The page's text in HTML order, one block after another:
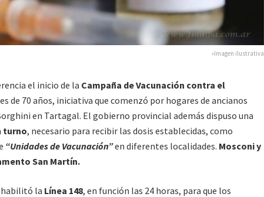
»Imagen ilustrativa
el inicio de la Campaña de Vacunación contra el
de 70 años, iniciativa que comenzó por hogares de ancianos
en Tartagal. El gobierno provincial además dispuso una
turno, necesario para recibir las dosis establecidas, como
“Unidades de Vacunación”en diferentes localidades. Mosconi y
San Martín.
habilitó la Línea 148, en función las 24 horas, para que los